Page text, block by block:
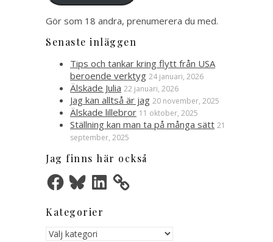
Gör som 18 andra, prenumerera du med.
Senaste inläggen
Tips och tankar kring flytt från USA
beroende verktyg 24 januari, 2026
Älskade Julia 22 januari, 2026
Jag kan alltså är jag 20 november, 2025
Älskade lillebror 11 oktober, 2025
Ställning kan man ta på många sätt 21
september, 2025
Jag finns här också
FacebookBlueskyLinkedIn
Kategorier
Kategorier